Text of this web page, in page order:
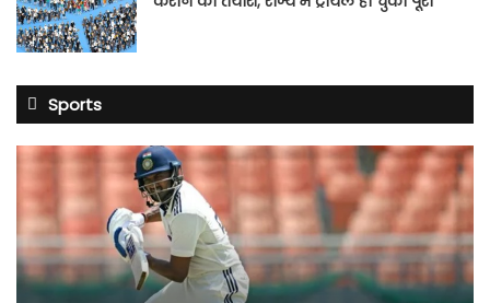
Sports
साई
श्रीलंका
सीरीज
से